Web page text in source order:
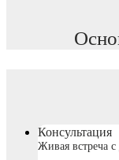
Консультация
Живая встреча